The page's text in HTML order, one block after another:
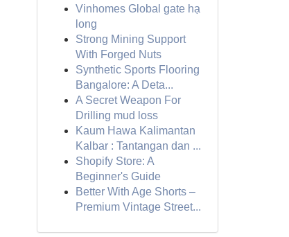
Vinhomes Global gate hạ
long
Strong Mining Support
With Forged Nuts
Synthetic Sports Flooring
Bangalore: A Deta...
A Secret Weapon For
Drilling mud loss
Kaum Hawa Kalimantan
Kalbar : Tantangan dan ...
Shopify Store: A
Beginner's Guide
Better With Age Shorts –
Premium Vintage Street...